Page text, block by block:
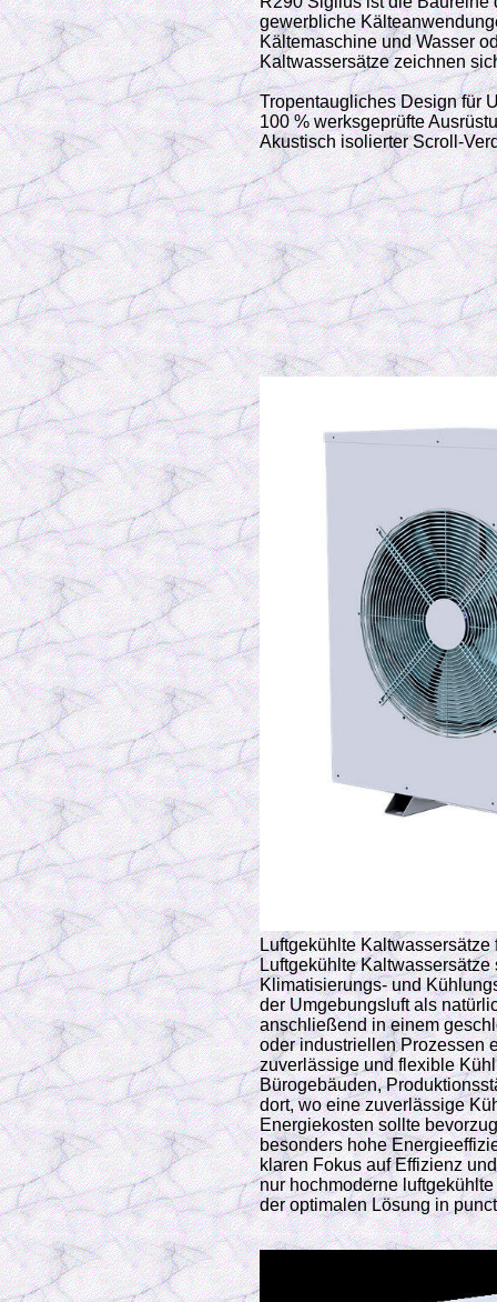
gewerbliche
Kältemaschine und Wasser
Kaltwassersätze zeichnen
Tropentaugliches Design für
100 % werksgeprüfte
Akustisch isolierter Scroll-
Luftgekühlte Kaltwassersätze
Luftgekühlte
Klimatisierungs- und
der Umgebungsluft als
anschließend in einem
oder industriellen Prozessen
zuverlässige und flexible
Bürogebäuden,
dort, wo eine zuverlässige
Energiekosten sollte
besonders hohe
klaren Fokus auf Effizienz
nur hochmoderne
der optimalen Lösung in